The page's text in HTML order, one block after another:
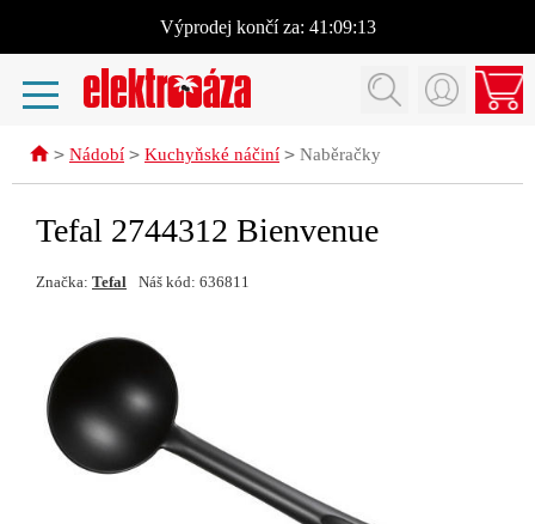
Výprodej končí za: 41:09:13
> Nádobí > Kuchyňské náčiní > Naběračky
Tefal 2744312 Bienvenue
Značka: Tefal Náš kód: 636811